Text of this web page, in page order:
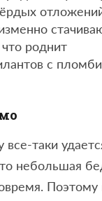
роднит
с
все-таки
небольшая
Поэтому